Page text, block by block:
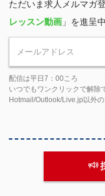
ただいま求人メルマガ
レッスン動画 」を進呈中
配信は平日7：00ころ
いつでもワンクリックで解除
Hotmail/Outlook/Live.jp以外